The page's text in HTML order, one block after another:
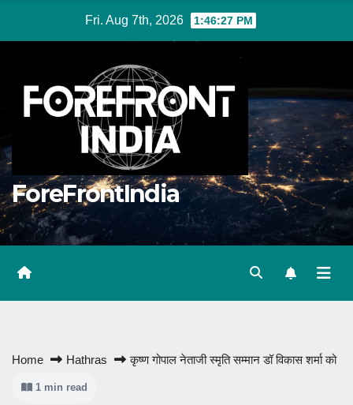
Fri. Aug 7th, 2026 1:46:28 PM
ForeFrontIndia
Home Hathras कृष्ण गोपाल नेताजी स्मृति सम्मान डॉ विकास शर्मा को
1 min read